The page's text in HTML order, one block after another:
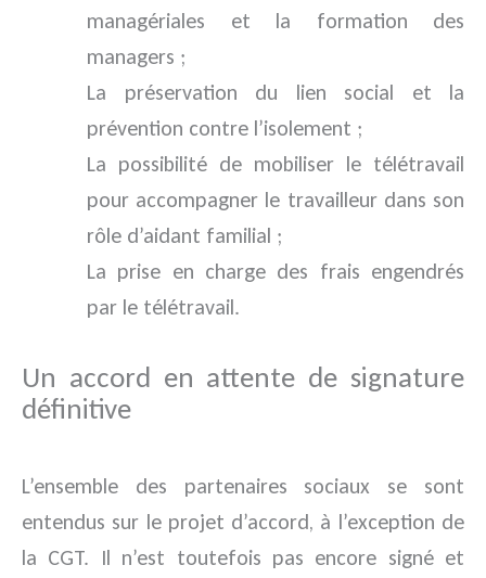
managériales et la formation des
managers ;
La préservation du lien social et la
prévention contre l’isolement ;
La possibilité de mobiliser le télétravail
pour accompagner le travailleur dans son
rôle d’aidant familial ;
La prise en charge des frais engendrés
par le télétravail.
Un accord en attente de signature
définitive
L’ensemble des partenaires sociaux se sont
entendus sur le projet d’accord, à l’exception de
la CGT. Il n’est toutefois pas encore signé et